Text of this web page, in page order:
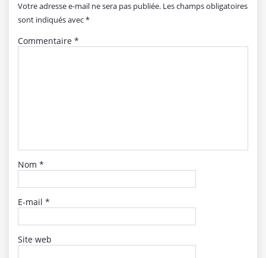
Votre adresse e-mail ne sera pas publiée. Les champs obligatoires
sont indiqués avec*
Commentaire *
Nom *
E-mail *
Site web